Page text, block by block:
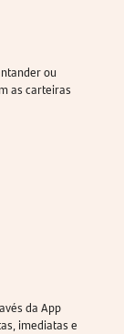
ou
as carteiras
da App
imediatas e